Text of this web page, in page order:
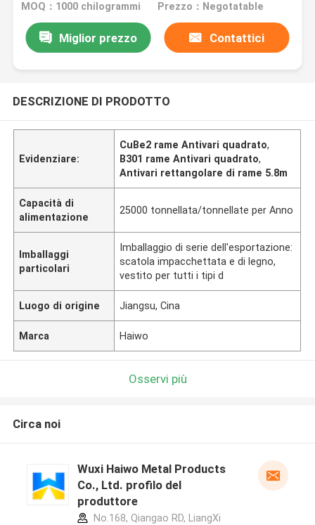
MOQ：1000 chilogrammi Prezzo：Negotatable
Miglior prezzo Contattici
DESCRIZIONE DI PRODOTTO
Evidenziare:
CuBe2 rame Antivari quadrato,
B301 rame Antivari quadrato,
Antivari rettangolare di rame 5.8m
Capacità di
alimentazione
25000 tonnellata/tonnellate per Anno
Imballaggi
particolari
Imballaggio di serie dell'esportazione:
scatola impacchettata e di legno,
vestito per tutti i tipi d
Luogo di origine Jiangsu, Cina
Marca Haiwo
Osservi più
Circa noi
Wuxi Haiwo Metal Products
Co., Ltd. profilo del
produttore
No.168, Qiangao RD, LiangXi